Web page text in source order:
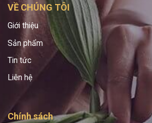
VỀ CHÚNG TÔI
Giới thiệu
Sản phẩm
Tin tức
Liên hệ
Chính sách